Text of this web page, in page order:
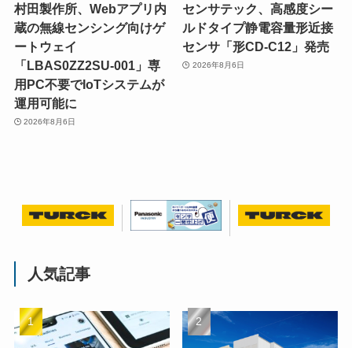
村田製作所、Webアプリ内
蔵の無線センシング向けゲ
ートウェイ
「LBAS0ZZ2SU-001」専
用PC不要でIoTシステムが
運用可能に
2026年8月6日
センサテック、高感度シー
ルドタイプ静電容量形近接
センサ「形CD-C12」発売
2026年8月6日
人気記事